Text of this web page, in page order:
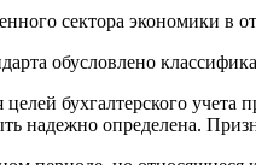
сектора экономики
обусловлено
бухгалтерского
надежно определена.